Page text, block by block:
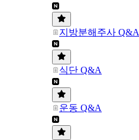
지방분해주사 Q&A
식단 Q&A
운동 Q&A